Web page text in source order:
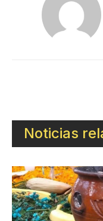
Noticias